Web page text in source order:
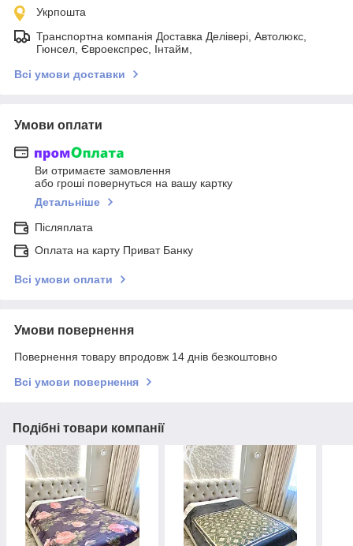
Укрпошта
Транспортна компанія Доставка Делівері, Автолюкс,
Гюнсел, Євроекспрес, Інтайм,
Всі умови доставки
Умови оплати
Ви отримаєте замовлення
або гроші повернуться на вашу картку
Детальніше
Післяплата
Оплата на карту Приват Банку
Всі умови оплати
Умови повернення
Повернення товару впродовж 14 днів безкоштовно
Всі умови повернення
Подібні товари компанії